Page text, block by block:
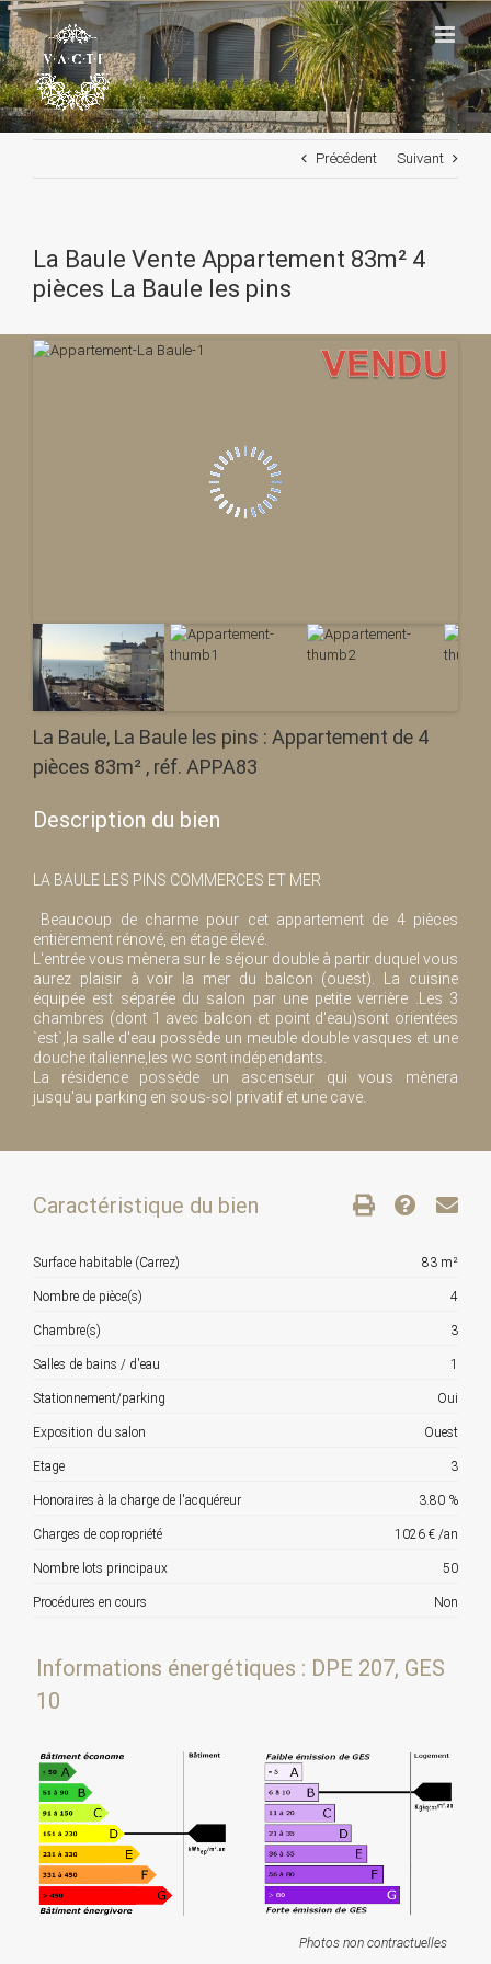
Passer
au
contenu
Précédent Suivant
La Baule Vente Appartement 83m² 4
pièces La Baule les pins
La Baule, La Baule les pins : Appartement de 4
pièces 83m² , réf. APPA83
Description du bien
LA BAULE LES PINS COMMERCES ET MER
Beaucoup de charme pour cet appartement de 4 pièces
entièrement rénové, en étage élevé.
L'entrée vous mènera sur le séjour double à partir duquel vous
aurez plaisir à voir la mer du balcon (ouest). La cuisine
équipée est séparée du salon par une petite verrière .Les 3
chambres (dont 1 avec balcon et point d'eau)sont orientées
`est`,la salle d'eau possède un meuble double vasques et une
douche italienne,les wc sont indépendants.
La résidence possède un ascenseur qui vous mènera
jusqu'au parking en sous-sol privatif et une cave.
Caractéristique du bien
Surface habitable (Carrez) 83 m²
Nombre de pièce(s) 4
Chambre(s) 3
Salles de bains / d'eau 1
Stationnement/parking Oui
Exposition du salon Ouest
Etage 3
Honoraires à la charge de l'acquéreur 3.80 %
Charges de copropriété 1026 € /an
Nombre lots principaux 50
Procédures en cours Non
Informations énergétiques : DPE 207, GES
10
Photos non contractuelles